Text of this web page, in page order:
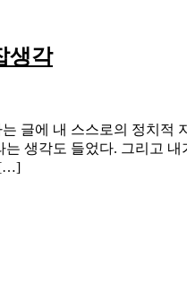
생각
글에 내 스스로의 정치
생각도 들었다. 그리고
[…]